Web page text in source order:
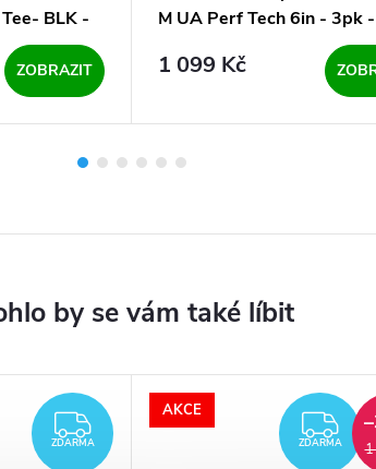
BLK -
ZOBRAZIT
M UA Perf Tech 6in - 3pk
1 099 Kč
ZDARMA
ZDARMA
AKCE
ZDARMA 1